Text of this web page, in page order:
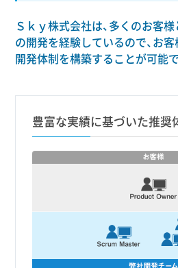
Ｓｋｙ株式会社は、多くのお客
の開発を経験しているので、お
開発体制を構築することが可能で
豊富な実績に基づいた推奨